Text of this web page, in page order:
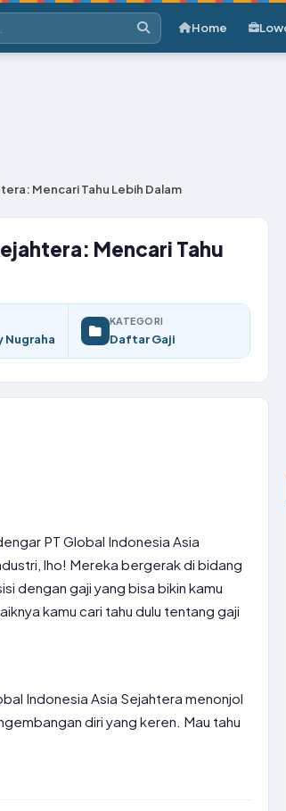
Home
Mencari Tahu Lebih Dalam
Mencari Tahu
Nugraha
KATEGORI
Daftar Gaji
PT Global Indonesia Asia
lho! Mereka bergerak di bidang
dengan gaji yang bisa bikin kamu
kamu cari tahu dulu tentang gaji
Indonesia Asia Sejahtera menonjol
diri yang keren. Mau tahu